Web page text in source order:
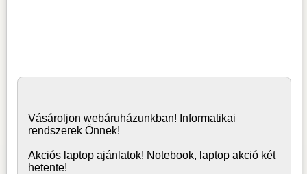
Vásároljon webáruházunkban! Informatikai
rendszerek Önnek!
Akciós laptop ajánlatok! Notebook, laptop akció két
hetente!